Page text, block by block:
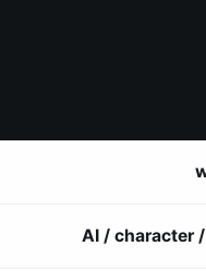
AI / character